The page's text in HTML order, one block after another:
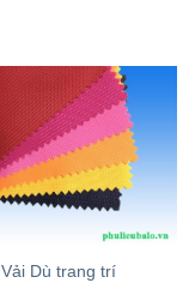
Vải Dù trang trí